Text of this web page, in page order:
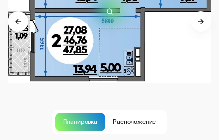
Планировка Расположение